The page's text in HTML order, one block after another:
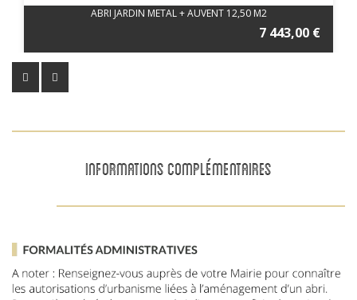
ABRI JARDIN METAL + AUVENT 12,50 M2
7 443,00 €
INFORMATIONS COMPLÉMENTAIRES